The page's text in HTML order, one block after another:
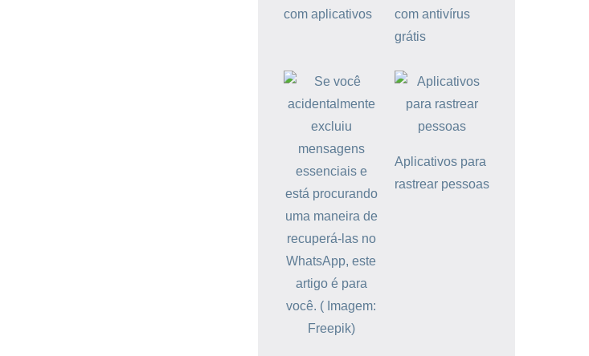
com aplicativos
com antivírus
grátis
Aplicativos para
rastrear pessoas